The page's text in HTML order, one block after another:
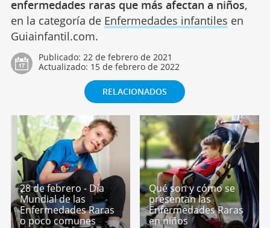
enfermedades raras que más afectan a niños,
en la categoría de Enfermedades infantiles en
Guiainfantil.com.
Publicado: 22 de febrero de 2021
Actualizado: 15 de febrero de 2022
RELACIONADOS
28 de febrero - Día
Mundial de las
Enfermedades Raras
o poco comunes
Qué son y cómo se
presentan las
Enfermedades Raras
en niños